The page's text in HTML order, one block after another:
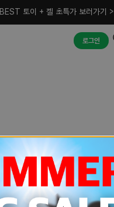
BEST 토이 + 젤 초특가 보러가기 >
로그인
예상치 못한 에러입니다.